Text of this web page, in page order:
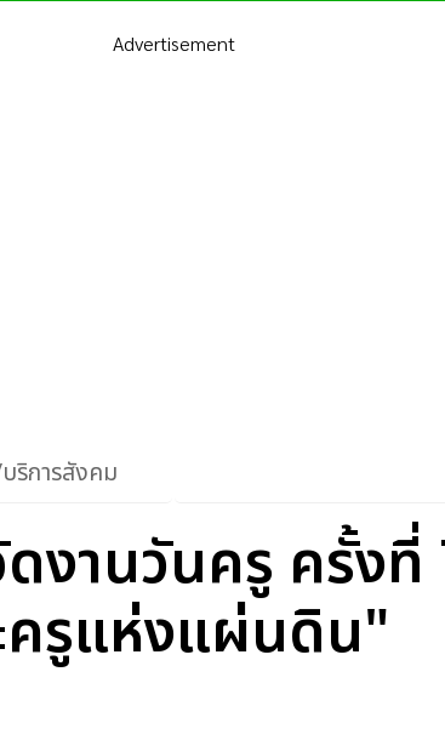
Advertisement
ริการสังคม
งานวันครู ครั้ง
ครูแห่งแผ่นดิน"